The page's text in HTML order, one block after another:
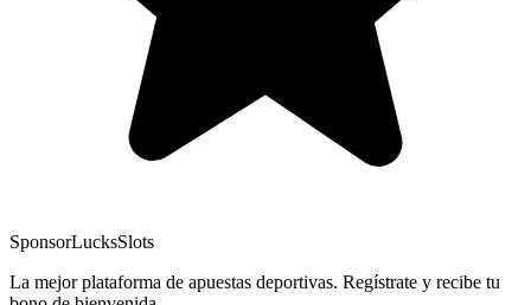
SponsorLucksSlots
La mejor plataforma de apuestas deportivas. Regístrate y recibe tu